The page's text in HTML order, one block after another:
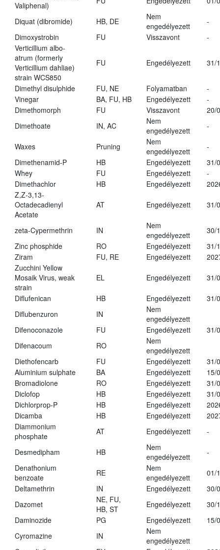
Valiphenal)
Diquat (dibromide) HB, DE
Nem
engedélyezett
-
Dimoxystrobin
FU Visszavont
-
Verticillium albo-
atrum (formerly
Verticillium dahliae)
strain WCS850
FU Engedélyezett 31/
Dimethyl disulphide FU, NE Folyamatban
-
Vinegar
BA, FU, HB Engedélyezett
-
Dimethomorph
FU Visszavont
20/
Dimethoate
IN, AC
Nem
engedélyezett
-
Waxes Pruning
Nem
engedélyezett
-
Dimethenamid-P
HB Engedélyezett
31/
Whey
FU Engedélyezett
-
Dimethachlor
HB Engedélyezett
Z,Z-3,13-
Octadecadienyl
Acetate
AT Engedélyezett 31/
zeta-Cypermethrin IN
Nem
engedélyezett
30/
Zinc phosphide
RO Engedélyezett
31/
Ziram
FU, RE Engedélyezett
Zucchini Yellow
Mosaik Virus, weak
strain
EL Engedélyezett 31/
Diflufenican HB Engedélyezett
31/
Diflubenzuron
IN
Nem
engedélyezett
Difenoconazole
FU Engedélyezett
31/
Difenacoum
RO
Nem
engedélyezett
Diethofencarb
FU Engedélyezett
31/
Aluminium sulphate
BA Engedélyezett
15/
Bromadiolone
RO Engedélyezett
31/
Diclofop
HB Engedélyezett
31/
Dichlorprop-P
HB Engedélyezett
Dicamba
HB Engedélyezett
Diammonium
phosphate
AT Engedélyezett -
Desmedipham HB
Nem
engedélyezett
-
Denathonium
benzoate
RE
Nem
engedélyezett
01/
Deltamethrin
IN Engedélyezett
30/
Dazomet
NE, FU,
HB, ST
Engedélyezett
30/
Daminozide
PG Engedélyezett
15/
Cyromazine
IN
Nem
engedélyezett